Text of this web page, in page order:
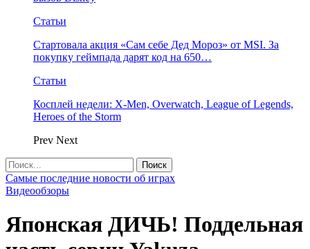
Статьи
Стартовала акция «Сам себе Дед Мороз» от MSI. За
покупку геймпада дарят код на 650…
Статьи
Косплей недели: X-Men, Overwatch, League of Legends,
Heroes of the Storm
Prev Next
Самые последние новости об играх
Видеообзоры
Японская ДИЧЬ! Поддельная